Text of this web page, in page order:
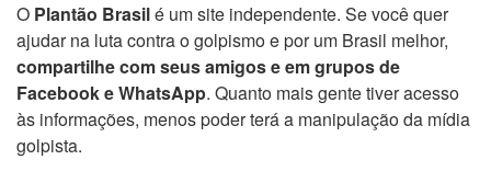
O Plantão Brasilé um site independente. Se você quer
ajudar na luta contra o golpismo e por um Brasil melhor,
compartilhe com seus amigos e em grupos de
Facebook e WhatsApp. Quanto mais gente tiver acesso
às informações, menos poder terá a manipulação da mídia
golpista.